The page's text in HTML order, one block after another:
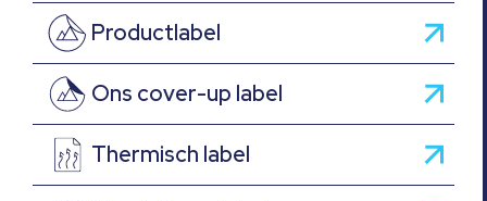
Productlabel
Ons cover-up label
Thermisch label